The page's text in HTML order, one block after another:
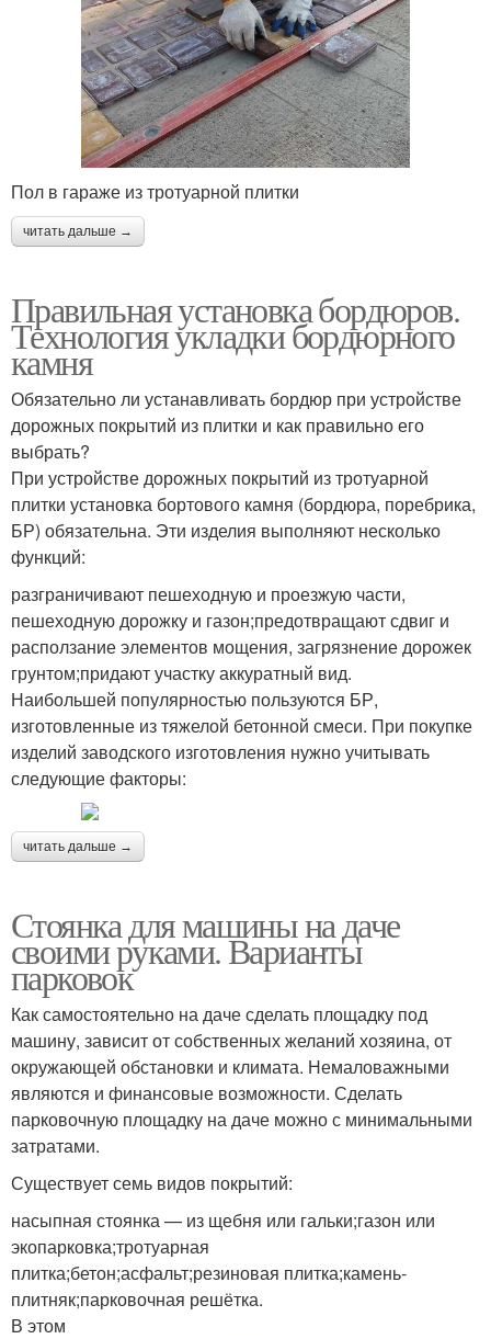
Пол в гараже из тротуарной плитки
читать дальше →
Правильная установка бордюров.
Технология укладки бордюрного
камня
Обязательно ли устанавливать бордюр при устройстве
дорожных покрытий из плитки и как правильно его
выбрать?
При устройстве дорожных покрытий из тротуарной
плитки установка бортового камня (бордюра, поребрика,
БР) обязательна. Эти изделия выполняют несколько
функций:
разграничивают пешеходную и проезжую части,
пешеходную дорожку и газон;предотвращают сдвиг и
расползание элементов мощения, загрязнение дорожек
грунтом;придают участку аккуратный вид.
Наибольшей популярностью пользуются БР,
изготовленные из тяжелой бетонной смеси. При покупке
изделий заводского изготовления нужно учитывать
следующие факторы:
читать дальше →
Стоянка для машины на даче
своими руками. Варианты
парковок
Как самостоятельно на даче сделать площадку под
машину, зависит от собственных желаний хозяина, от
окружающей обстановки и климата. Немаловажными
являются и финансовые возможности. Сделать
парковочную площадку на даче можно с минимальными
затратами.
Существует семь видов покрытий:
насыпная стоянка — из щебня или гальки;газон или
экопарковка;тротуарная
плитка;бетон;асфальт;резиновая плитка;камень-
плитняк;парковочная решётка.
В этом